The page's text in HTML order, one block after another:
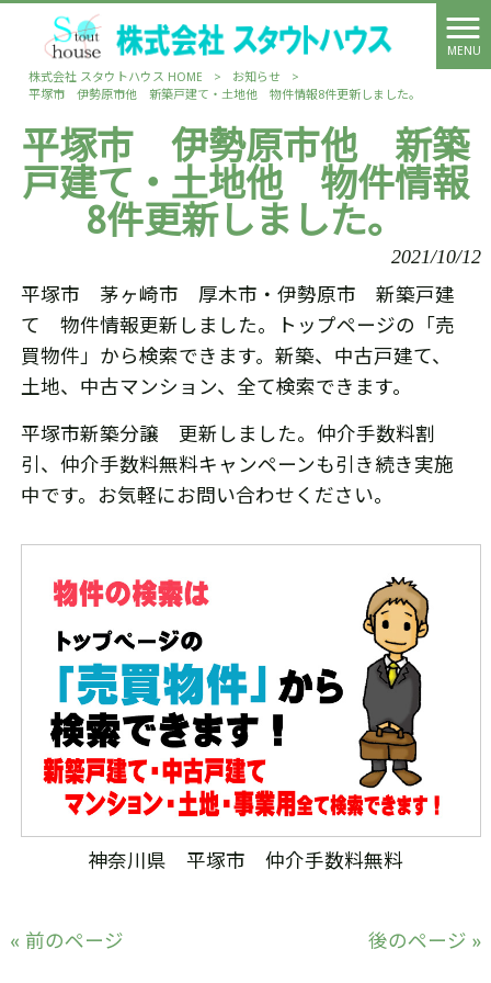
MENU
株式会社 スタウトハウス HOME
> お知らせ
>
平塚市 伊勢原市他 新築戸建て・土地他 物件情報8件更新しました。
平塚市 伊勢原市他 新築
戸建て・土地他 物件情報
8件更新しました。
2021/10/12
平塚市 茅ヶ崎市 厚木市・伊勢原市 新築戸建
て 物件情報更新しました。トップページの「売
買物件」から検索できます。新築、中古戸建て、
土地、中古マンション、全て検索できます。
平塚市新築分譲 更新しました。仲介手数料割
引、仲介手数料無料キャンペーンも引き続き実施
中です。お気軽にお問い合わせください。
神奈川県 平塚市 仲介手数料無料
« 前のページ 後のページ »